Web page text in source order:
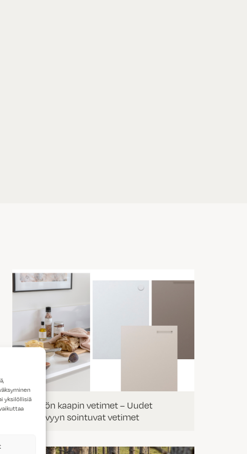
yksilöllisiä
Keittiön kaapin vetimet – Uudet
ovisävyyn sointuvat vetimet